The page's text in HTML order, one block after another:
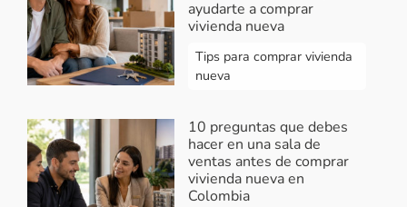
ayudarte a comprar
vivienda nueva
Tips para comprar vivienda
nueva
10 preguntas que debes
hacer en una sala de
ventas antes de comprar
vivienda nueva en
Colombia